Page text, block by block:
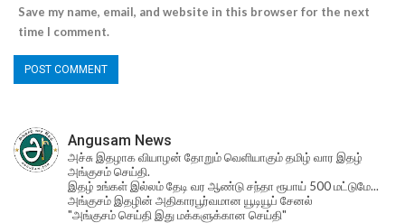
Save my name, email, and website in this browser for the next
time I comment.
Angusam News
அச்சு இதழாக வியாழன் தோறும் வெளியாகும் தமிழ் வார இதழ்
அங்குசம் செய்தி.
இதழ் உங்கள் இல்லம் தேடி வர ஆண்டு சந்தா ரூபாய் 500 மட்டுமே...
அங்குசம் இதழின் அதிகாரபூர்வமான யூடியூப் சேனல்
"அங்குசம் செய்தி இது மக்களுக்கான செய்தி"